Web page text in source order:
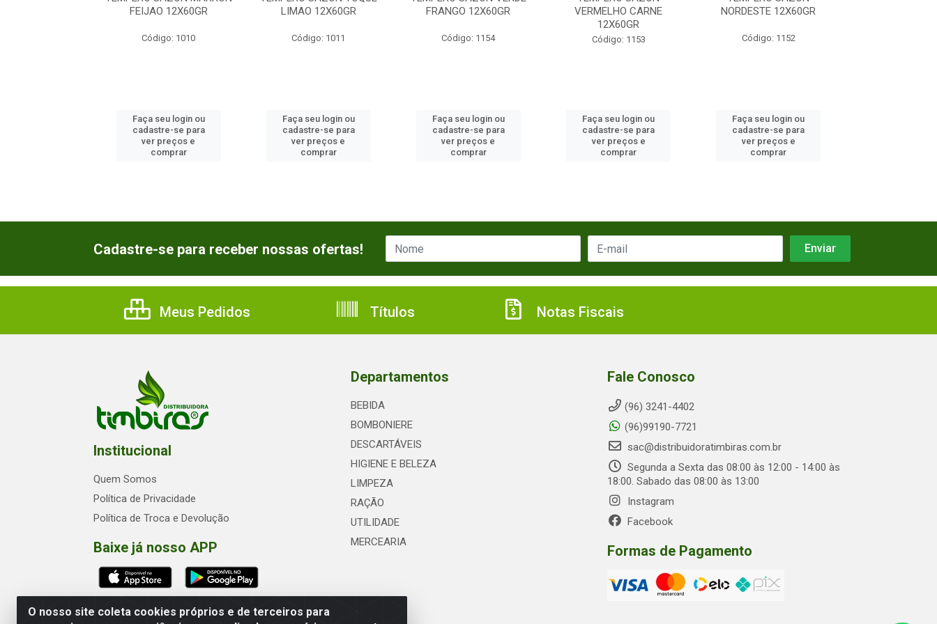
FEIJAO 12X60GR
Código: 1010
Faça seu login ou
cadastre-se para
ver preços e
comprar
LIMAO 12X60GR
Código: 1011
Faça seu login ou
cadastre-se para
ver preços e
comprar
FRANGO 12X60GR
Código: 1154
Faça seu login ou
cadastre-se para
ver preços e
comprar
VERMELHO CARNE
12X60GR
Código: 1153
Faça seu login ou
cadastre-se para
ver preços e
comprar
NORDESTE 12X60GR
Código: 1152
Faça seu login ou
cadastre-se para
ver preços e
comprar
O nosso site coleta cookies próprios e de terceiros para
Cadastre-se para receber nossas ofertas!
Meus Pedidos Títulos Notas Fiscais
Institucional
Quem Somos
Política de Privacidade
Política de Troca e Devolução
Baixe já nosso APP
Departamentos
BEBIDA
BOMBONIERE
DESCARTÁVEIS
HIGIENE E BELEZA
LIMPEZA
RAÇÃO
UTILIDADE
MERCEARIA
Fale Conosco
(96) 3241-4402
(96)99190-7721
sac@distribuidoratimbiras.com.br
Segunda a Sexta das 08:00 às 12:00 - 14:00 às
18:00. Sabado das 08:00 às 13:00
Instagram
Facebook
Formas de Pagamento